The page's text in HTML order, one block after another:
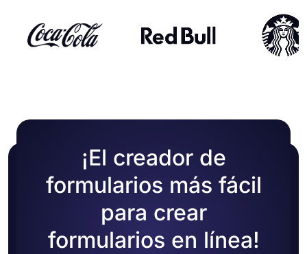
¡El creador de
formularios más fácil
para crear
formularios en línea!